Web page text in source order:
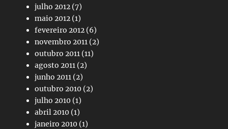
julho 2012 (7)
maio 2012 (1)
fevereiro 2012 (6)
novembro 2011 (2)
outubro 2011 (11)
agosto 2011 (2)
junho 2011 (2)
outubro 2010 (2)
julho 2010 (1)
abril 2010 (1)
janeiro 2010 (1)